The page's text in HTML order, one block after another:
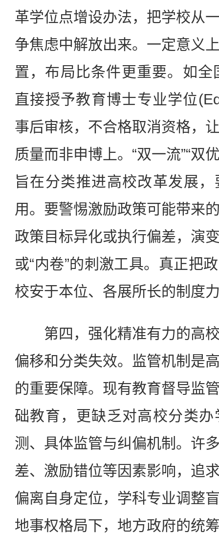
革学位点增设办法，把学校从
争焦虑中解放出来。一定意义
置，布局比条件更重要。如
直接授予教育博士专业学位
事后审核，不合格取消资格，
质量而非申博上。“双一流”“双
旨在分类推进高校改革发展
用。要警惕激励政策可能带来
政策目标异化或执行偏差，演
或“内卷”的刺激工具。真正把
校安于本位、各展所长的制度
第四，强化精准有力的高校
偏移和分类失效。监管机制是
的重要保障。现有教育督导监
础教育，更缺乏对高校分类
测、具体监管与纠偏机制。许
差、激励错位等因素影响，追
偏离自身定位，学科专业调整
地事权格局下，地方政府的统